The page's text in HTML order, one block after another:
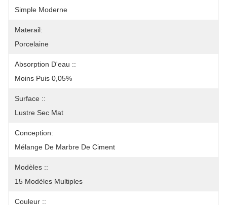
Simple Moderne
Materail:
Porcelaine
Absorption D'eau ::
Moins Puis 0,05%
Surface ::
Lustre Sec Mat
Conception:
Mélange De Marbre De Ciment
Modèles ::
15 Modèles Multiples
Couleur ::